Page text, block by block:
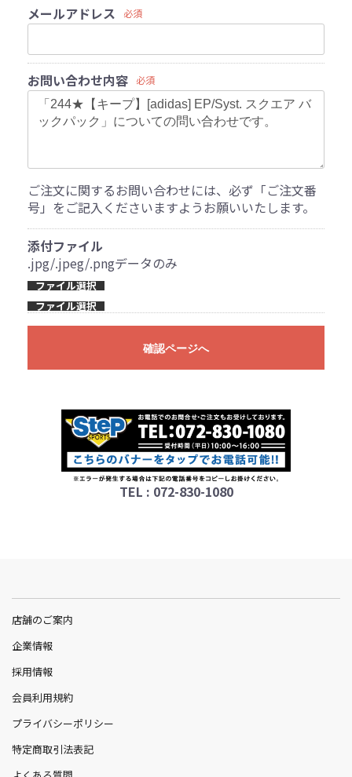
メールアドレス
必須
お問い合わせ内容 必須
ご注文に関するお問い合わせには、必ず「ご注文番
号」をご記入くださいますようお願いいたします。
添付ファイル
.jpg/.jpeg/.pngデータのみ
ファイル選択
ファイル選択
確認ページへ
TEL : 072-830-1080
店舗のご案内
企業情報
採用情報
会員利用規約
プライバシーポリシー
特定商取引法表記